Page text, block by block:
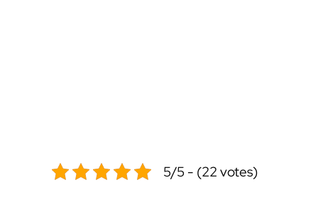
5/5 - (22 votes)